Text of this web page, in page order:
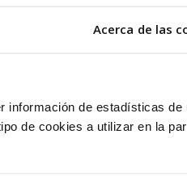
Acerca de las
información de estadísticas de
de cookies a utilizar en la